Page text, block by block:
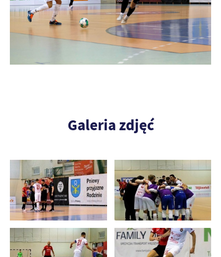
Galeria zdjęć